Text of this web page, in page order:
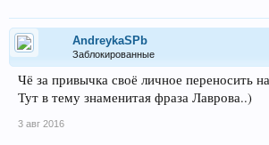
AndreykaSPb
Заблокированные
Чё за привычка своё личное переносить
Тут в тему знаменитая фраза Лаврова..)
3 авг 2016